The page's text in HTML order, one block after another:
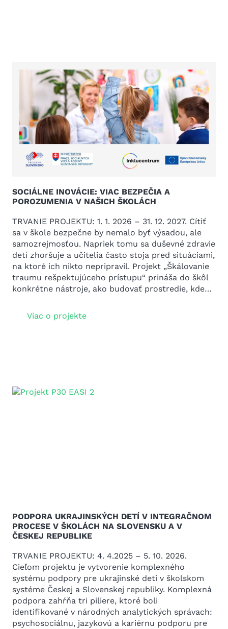
SOCIÁLNE INOVÁCIE: VIAC BEZPEČIA A
POROZUMENIA V NAŠICH ŠKOLÁCH
TRVANIE PROJEKTU: 1. 1. 2026 – 31. 12. 2027. Cítiť
sa v škole bezpečne by nemalo byť výsadou, ale
samozrejmosťou. Napriek tomu sa duševné zdravie
detí zhoršuje a učitelia často stoja pred situáciami,
na ktoré ich nikto nepripravil. Projekt „Škálovanie
traumu rešpektujúceho prístupu“ prináša do škôl
konkrétne nástroje, ako budovať prostredie, kde…
Viac o projekte
PODPORA UKRAJINSKÝCH DETÍ V INTEGRAČNOM
PROCESE V ŠKOLÁCH NA SLOVENSKU A V
ČESKEJ REPUBLIKE
TRVANIE PROJEKTU: 4. 4.2025 – 5. 10. 2026.
Cieľom projektu je vytvorenie komplexného
systému podpory pre ukrajinské deti v školskom
systéme Českej a Slovenskej republiky. Komplexná
podpora zahŕňa tri piliere, ktoré boli
identifikované v národných analytických správach:
psychosociálnu, jazykovú a kariérnu podporu pre